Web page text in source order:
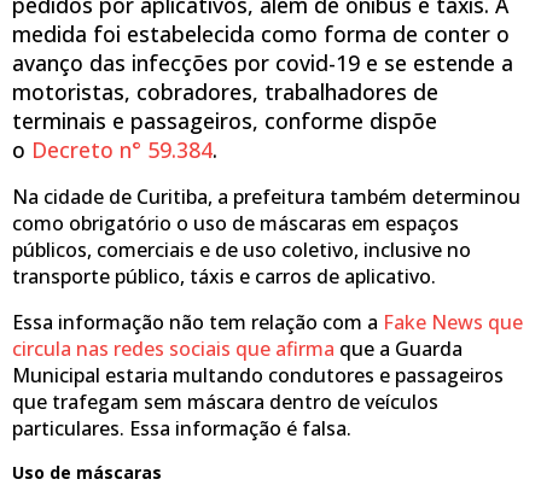
medida foi estabelecida como forma de conter o
avanço das infecções por covid-19 e se estende a
motoristas, cobradores, trabalhadores de
terminais e passageiros, conforme dispõe
o Decreto n° 59.384.
Na cidade de Curitiba, a prefeitura também determinou
como obrigatório o uso de máscaras em espaços
públicos, comerciais e de uso coletivo, inclusive no
transporte público, táxis e carros de aplicativo.
Essa informação não tem relação com a Fake News que
circula nas redes sociais que afirma que a Guarda
Municipal estaria multando condutores e passageiros
que trafegam sem máscara dentro de veículos
particulares. Essa informação é falsa.
Uso de máscaras